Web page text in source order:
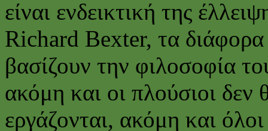
είναι ενδεικτική της
Richard Bexter, τα
βασίζουν την φιλοσοφία
ακόμη και οι πλούσιοι δεν
εργάζονται, ακόμη και